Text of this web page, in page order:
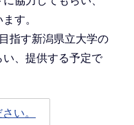
す。
指す新潟県立大学の
、提供する予定で
い。